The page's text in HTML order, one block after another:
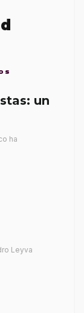
un
ha
Leyva